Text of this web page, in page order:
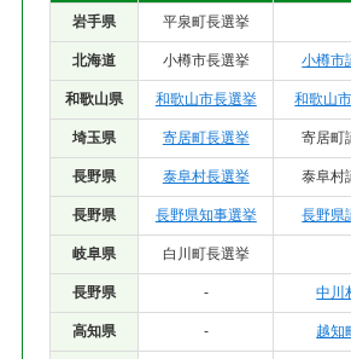
岩手県 平泉町長選挙
北海道 小樽市長選挙 小樽市
和歌山県 和歌山市長選挙 和歌山
埼玉県 寄居町長選挙 寄居町
長野県 泰阜村長選挙 泰阜村
長野県 長野県知事選挙 長野県
岐阜県 白川町長選挙
長野県 - 中川
高知県 - 越知